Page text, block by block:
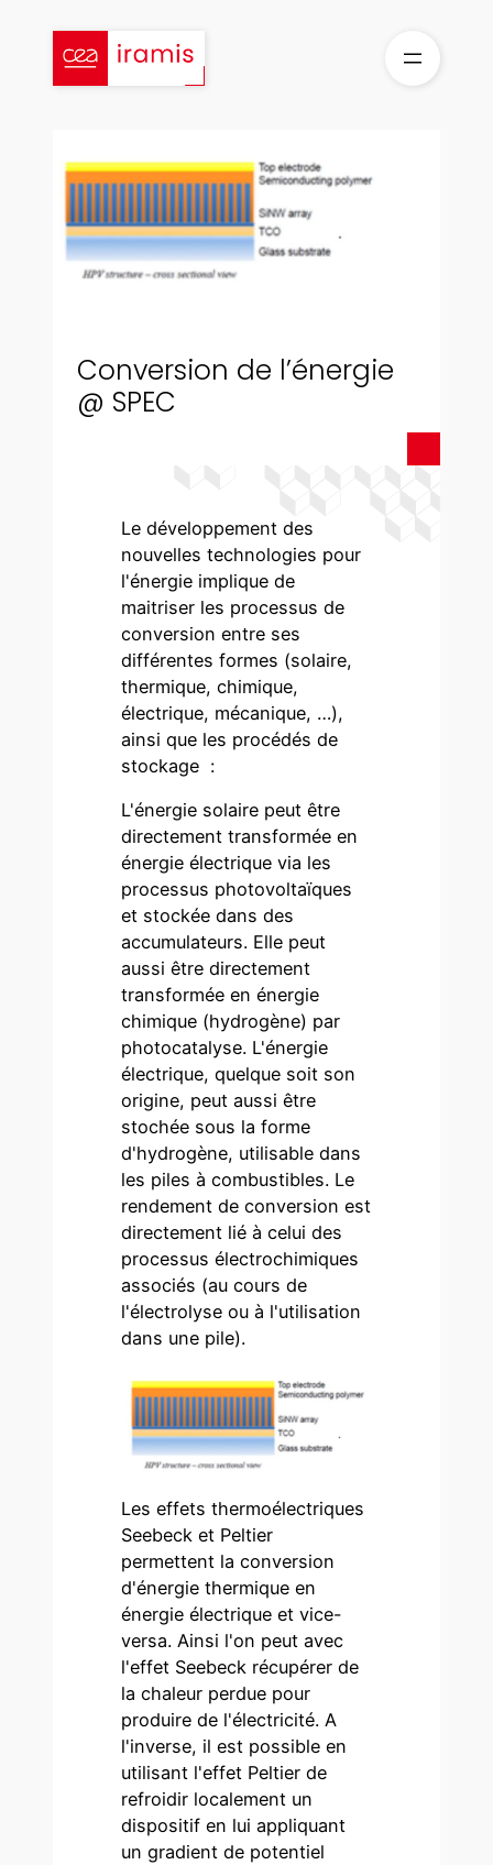
contenu
Conversion de l’énergie
@ SPEC
Le développement des
nouvelles technologies pour
l'énergie implique de
maitriser les processus de
conversion entre ses
différentes formes (solaire,
thermique, chimique,
électrique, mécanique, …),
ainsi que les procédés de
stockage :
L'énergie solaire peut être
directement transformée en
énergie électrique via les
processus photovoltaïques
et stockée dans des
accumulateurs. Elle peut
aussi être directement
transformée en énergie
chimique (hydrogène) par
photocatalyse. L'énergie
électrique, quelque soit son
origine, peut aussi être
stochée sous la forme
d'hydrogène, utilisable dans
les piles à combustibles. Le
rendement de conversion est
directement lié à celui des
processus électrochimiques
associés (au cours de
l'électrolyse ou à l'utilisation
dans une pile).
Les effets thermoélectriques
Seebeck et Peltier
permettent la conversion
d'énergie thermique en
énergie électrique et vice-
versa. Ainsi l'on peut avec
l'effet Seebeck récupérer de
la chaleur perdue pour
produire de l'électricité. A
l'inverse, il est possible en
utilisant l'effet Peltier de
refroidir localement un
dispositif en lui appliquant
un gradient de potentiel